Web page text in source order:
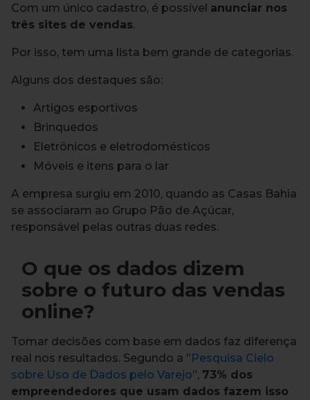
Com um único cadastro, é possível anunciar nos
três sites de vendas.
Por isso, tem uma lista bem grande de categorias.
Alguns dos destaques são:
Artigos esportivos
Brinquedos
Eletrônicos e eletrodomésticos
Móveis e itens para o lar
A empresa surgiu em 2010, quando as Casas Bahia
se associaram ao Grupo Pão de Açúcar,
responsável pelas outras duas redes.
O que os dados dizem
sobre o futuro das vendas
online?
Tomar decisões com base em dados faz diferença
real nos resultados. Segundo a ”Pesquisa Cielo
sobre Uso de Dados pelo Varejo”, 73% dos
empreendedores que usam dados fazem isso